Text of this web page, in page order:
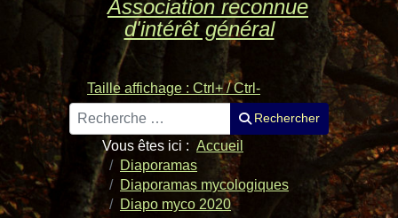
Association reconnue
d'intérêt général
Taille affichage : Ctrl+ / Ctrl-
Rechercher
Rechercher
Vous êtes ici : Accueil
Diaporamas
Diaporamas mycologiques
Diapo myco 2020